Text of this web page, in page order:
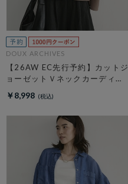
DOUX ARCHIVES
【26AW EC先行予約】カットジ
ョーゼットＶネックカーディガ
￥8,998